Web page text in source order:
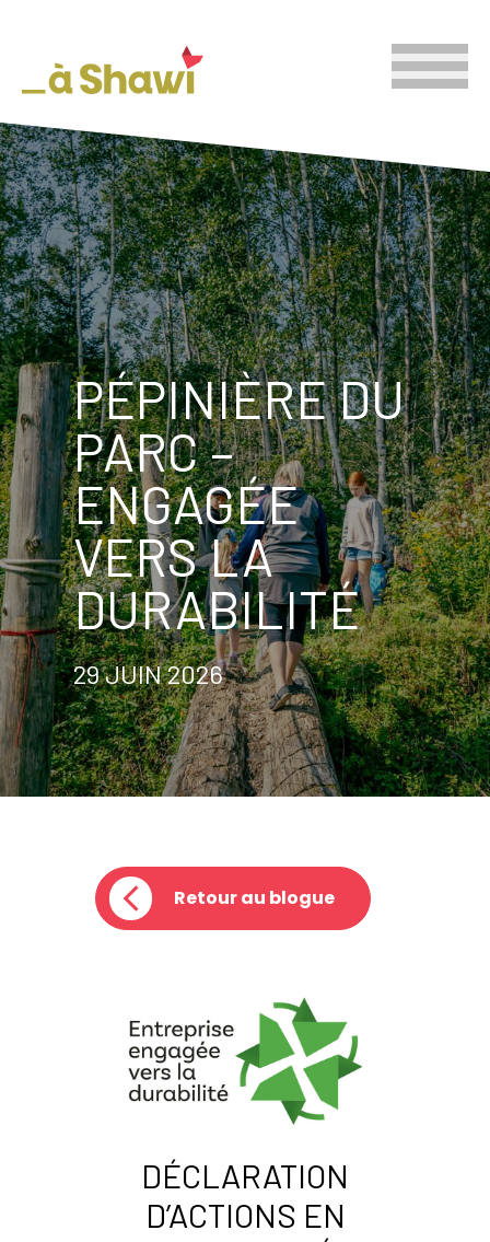
PÉPINIÈRE DU
PARC –
ENGAGÉE
VERS LA
DURABILITÉ
29 JUIN 2026
Retour au blogue
DÉCLARATION
D’ACTIONS EN